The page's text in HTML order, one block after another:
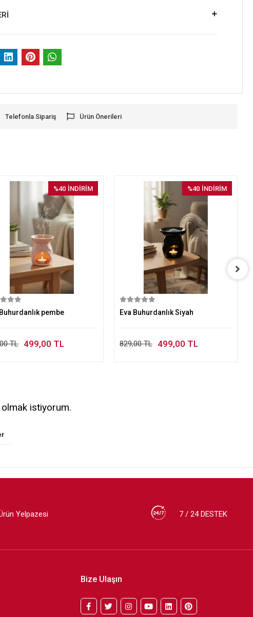
Telefonla Sipariş Ürün Önerileri
%40 İNDİRİM
pembe
TL 499,00 TL
%40 İNDİRİM
Eva Buhurdanlık Siyah
829,00 TL 499,00 TL
istiyorum.
Yelpazesi 7 / 24 DESTEK
Bize Ulaşın